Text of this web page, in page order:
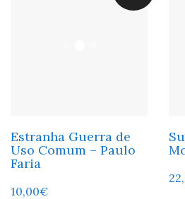
Estranha Guerra de
Uso Comum – Paulo
Faria
10,00€